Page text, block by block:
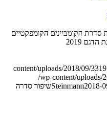
הקומפקטיים
content/uploads/2018/
/wp-content/
Steinmannשיפור סדרה